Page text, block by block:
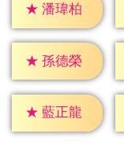
★ 潘瑋柏
★ 孫德榮
★ 藍正龍